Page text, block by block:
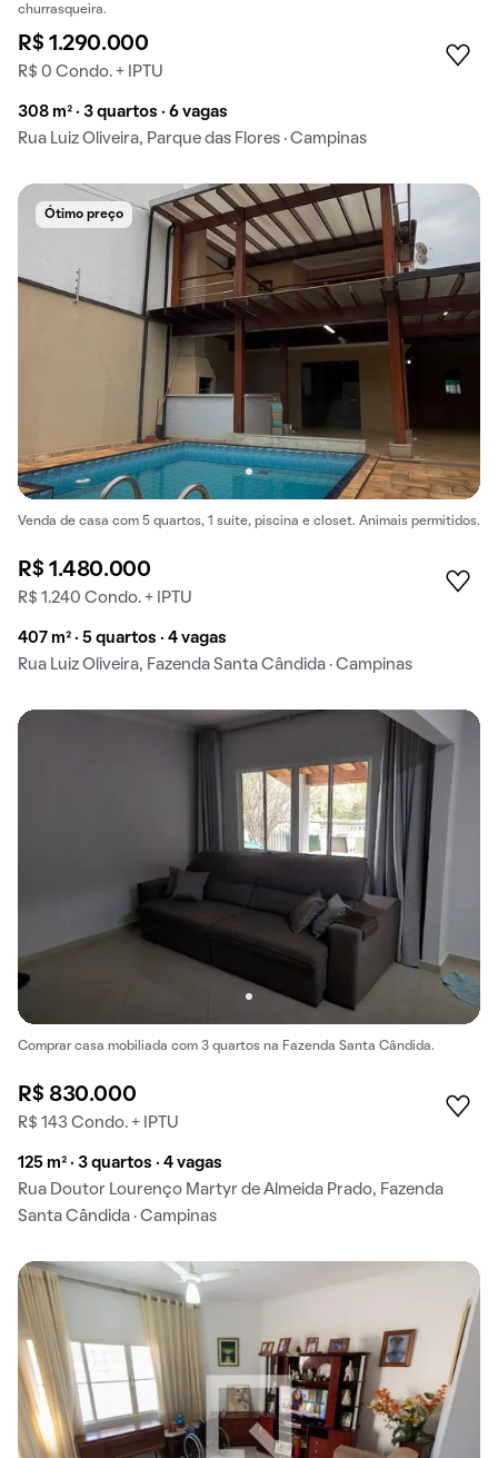
churrasqueira.
R$ 1.290.000
R$ 0 Condo. + IPTU
308 m² · 3 quartos · 6 vagas
Rua Luiz Oliveira, Parque das Flores · Campinas
Ótimo preço
Venda de casa com 5 quartos, 1 suíte, piscina e closet. Animais permitidos.
R$ 1.480.000
R$ 1.240 Condo. + IPTU
407 m² · 5 quartos · 4 vagas
Rua Luiz Oliveira, Fazenda Santa Cândida · Campinas
Comprar casa mobiliada com 3 quartos na Fazenda Santa Cândida.
R$ 830.000
R$ 143 Condo. + IPTU
125 m² · 3 quartos · 4 vagas
Rua Doutor Lourenço Martyr de Almeida Prado, Fazenda
Santa Cândida · Campinas